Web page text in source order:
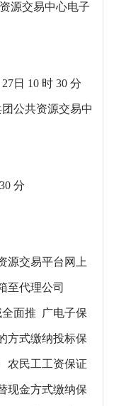
源交易中心电子
日 10 时 30 分
公共资源交易中
分
源交易平台网上
至代理公司
面推 广电子保
方式缴纳投标保
农民工工资保证
现金方式缴纳保